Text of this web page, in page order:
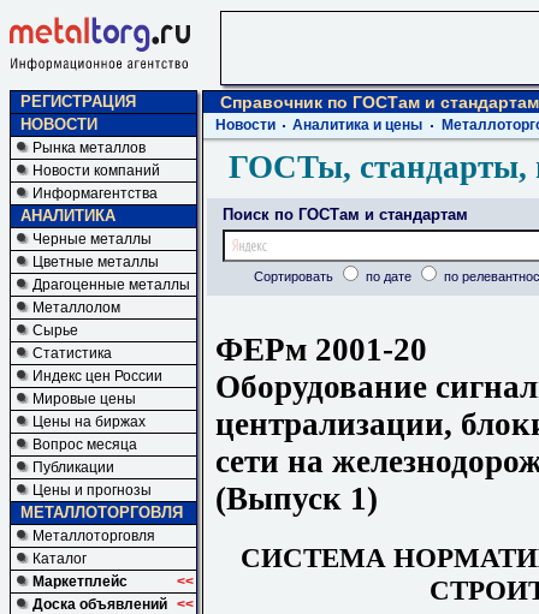
РЕГИСТРАЦИЯ
НОВОСТИ
Рынка металлов
Новости компаний
Информагентства
АНАЛИТИКА
Черные металлы
Цветные металлы
Драгоценные металлы
Металлолом
Сырье
Статистика
Индекс цен России
Мировые цены
Цены на биржах
Вопрос месяца
Публикации
Цены и прогнозы
МЕТАЛЛОТОРГОВЛЯ
Металлоторговля
Каталог
Маркетплейс
<<
Доска объявлений <<
Справочник по ГОСТам и стандартам
Новости Аналитика и цены
ГОСТы, стандарты,
Поиск по ГОСТам и стандартам
Сортировать по дате по
ФЕРм 2001-20
Оборудование
централизации,
сети на
(Выпуск 1)
СИСТЕМА